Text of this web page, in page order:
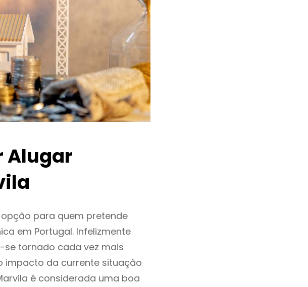
Alugar
para quem pretende
em Portugal. Infelizmente
tornado cada vez mais
impacto da currente situação
é considerada uma boa